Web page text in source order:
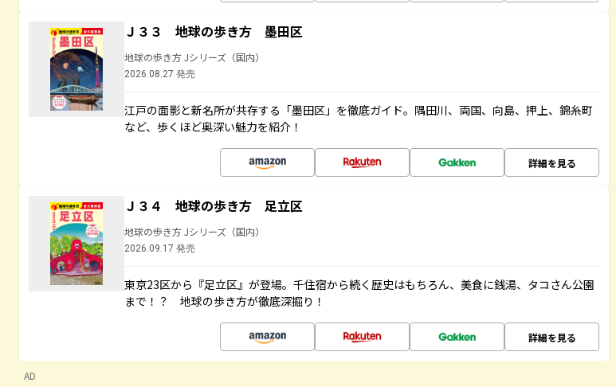
Ｊ３３ 地球の歩き方 墨田区
地球の歩き方 Jシリーズ（国内）
2026.08.27 発売
江戸の面影と新名所が共存する「墨田区」を徹底ガイド。隅田川、両国、向島、押上、錦糸町
など、歩くほど奥深い魅力を紹介！
詳細を見る
Ｊ３４ 地球の歩き方 足立区
地球の歩き方 Jシリーズ（国内）
2026.09.17 発売
東京23区から『足立区』が登場。千住宿から続く歴史はもちろん、美食に銭湯、タコさん公園
まで！？ 地球の歩き方が徹底深掘り！
詳細を見る
AD